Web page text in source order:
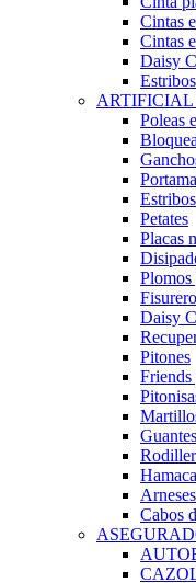
Cintas
Cintas
Daisy
Poleas
Petates
Placas
Plomos
Daisy
Pitones
Guantes
Cabos